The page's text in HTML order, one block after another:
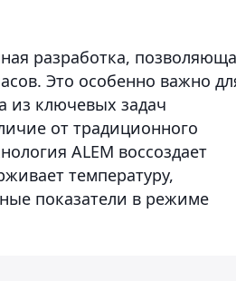
разработка,
Это особенно важно
из ключевых задач
от традиционного
ALEM воссоздает
температуру,
показатели в режиме